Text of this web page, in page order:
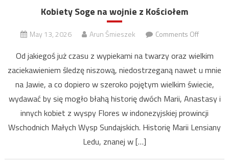
Kobiety Soge na wojnie z Kościołem
May 13, 2026 Arun Śmieszek Comments Offon
Soge
na
wojnie
z
Od jakiegoś już czasu z wypiekami na twarzy oraz wielkim
zaciekawieniem śledzę niszową, niedostrzeganą nawet u mnie
na Jawie, a co dopiero w szeroko pojętym wielkim świecie,
wydawać by się mogło błahą historię dwóch Marii, Anastasy i
innych kobiet z wyspy Flores w indonezyjskiej prowincji
Wschodnich Małych Wysp Sundajskich. Historię Marii Lensiany
Ledu, znanej w […]